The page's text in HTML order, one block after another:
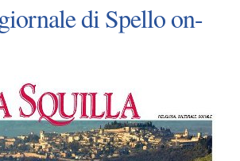
di Spello on-